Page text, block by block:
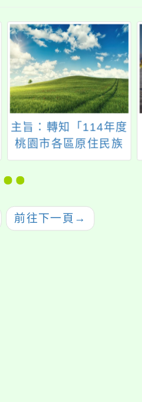
主旨：轉知「114年度
桃園市各區原住民族
豐年祭暨歲時祭儀活
動海報」1份，請鼓勵
請查照。
前往下一頁 →